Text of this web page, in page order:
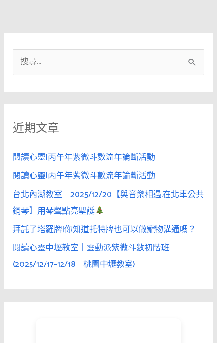
尋
關
字
近期文章
閱讀心靈|丙午年紫微斗數流年論斷活動
閱讀心靈|丙午年紫微斗數流年論斷活動
台北內湖教室｜2025/12/20【與音樂相遇.在北車公共
鋼琴】用琴聲點亮聖誕
拜託了塔羅牌|你知道托特牌也可以做寵物溝通嗎？
閱讀心靈中壢教室｜靈動派紫微斗數初階班
(2025/12/17–12/18｜桃園中壢教室)